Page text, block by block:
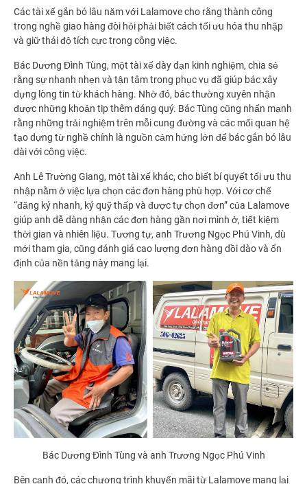
Các tài xế gắn bó lâu năm với Lalamove cho rằng thành công
trong nghề giao hàng đòi hỏi phải biết cách tối ưu hóa thu nhập
và giữ thái độ tích cực trong công việc.
Bác Dương Đình Tùng, một tài xế dày dạn kinh nghiệm, chia sẻ
rằng sự nhanh nhẹn và tận tâm trong phục vụ đã giúp bác xây
dựng lòng tin từ khách hàng. Nhờ đó, bác thường xuyên nhận
được những khoản tip thêm đáng quý. Bác Tùng cũng nhấn mạnh
rằng những trải nghiệm trên mỗi cung đường và các mối quan hệ
tạo dựng từ nghề chính là nguồn cảm hứng lớn để bác gắn bó lâu
dài với công việc.
Anh Lê Trường Giang, một tài xế khác, cho biết bí quyết tối ưu thu
nhập nằm ở việc lựa chọn các đơn hàng phù hợp. Với cơ chế
“đăng ký nhanh, ký quỹ thấp và được tự chọn đơn” của Lalamove
giúp anh dễ dàng nhận các đơn hàng gần nơi mình ở, tiết kiệm
thời gian và nhiên liệu. Tương tự, anh Trương Ngọc Phú Vinh, dù
mới tham gia, cũng đánh giá cao lượng đơn hàng dồi dào và ổn
định của nền tảng này mang lại.
Bác Dương Đình Tùng và anh Trương Ngọc Phú Vinh
Bên cạnh đó, các chương trình khuyến mãi từ Lalamove mang lại